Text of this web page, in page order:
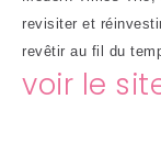
revisiter et
revêtir au fil du
voir le